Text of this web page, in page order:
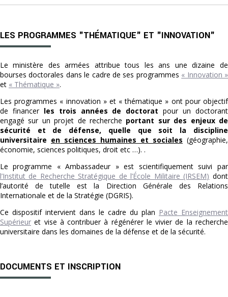
LES PROGRAMMES "THÉMATIQUE" ET "INNOVATION"
Le ministère des armées attribue tous les ans une dizaine de
bourses doctorales dans le cadre de ses programmes « Innovation »
et « Thématique ».
Les programmes « innovation » et « thématique » ont pour objectif
de financer les trois années de doctoratpour un doctorant
engagé sur un projet de recherche portant sur des enjeux de
sécurité et de défense, quelle que soit la discipline
universitaire en sciences humaines et sociales (géographie,
économie, sciences politiques, droit etc …). .
Le programme « Ambassadeur » est scientifiquement suivi par
l’Institut de Recherche Stratégique de l’École Militaire (IRSEM) dont
l’autorité de tutelle est la Direction Générale des Relations
Internationale et de la Stratégie (DGRIS).
Ce dispositif intervient dans le cadre du plan Pacte Enseignement
Supérieur et vise à contribuer à régénérer le vivier de la recherche
universitaire dans les domaines de la défense et de la sécurité.
DOCUMENTS ET INSCRIPTION